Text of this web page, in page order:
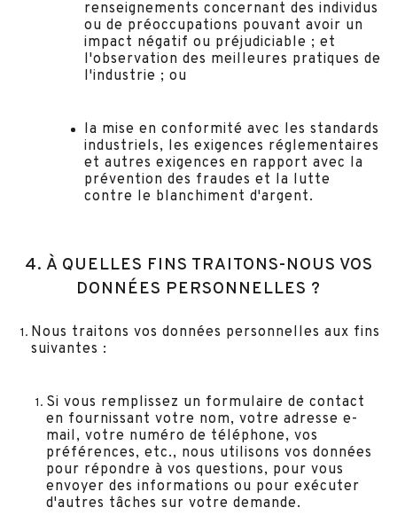
renseignements concernant des individus
ou de préoccupations pouvant avoir un
impact négatif ou préjudiciable ; et
l'observation des meilleures pratiques de
l'industrie ; ou
la mise en conformité avec les standards
industriels, les exigences réglementaires
et autres exigences en rapport avec la
prévention des fraudes et la lutte
contre le blanchiment d'argent.
4. À QUELLES FINS TRAITONS-NOUS VOS
DONNÉES PERSONNELLES ?
Nous traitons vos données personnelles aux fins
suivantes :
Si vous remplissez un formulaire de contact
en fournissant votre nom, votre adresse e-
mail, votre numéro de téléphone, vos
préférences, etc., nous utilisons vos données
pour répondre à vos questions, pour vous
envoyer des informations ou pour exécuter
d'autres tâches sur votre demande.